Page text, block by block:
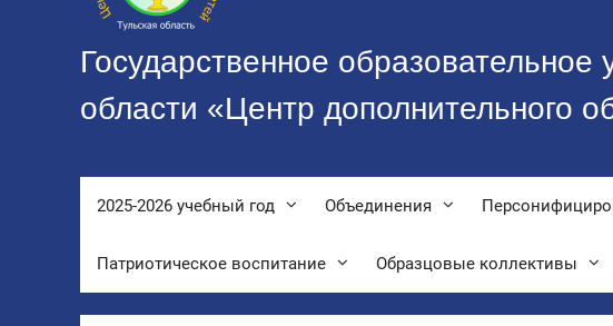
Государственное
области «Центр дополнительного
2025-2026 учебный год Объединения
Патриотическое воспитание Образцовые коллективы